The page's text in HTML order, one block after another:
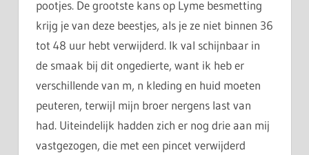
pootjes. De grootste kans op Lyme besmetting
krijg je van deze beestjes, als je ze niet binnen 36
tot 48 uur hebt verwijderd. Ik val schijnbaar in
de smaak bij dit ongedierte, want ik heb er
verschillende van m, n kleding en huid moeten
peuteren, terwijl mijn broer nergens last van
had. Uiteindelijk hadden zich er nog drie aan mij
vastgezogen, die met een pincet verwijderd